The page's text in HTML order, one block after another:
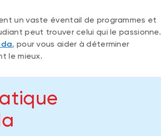
un vaste éventail de programmes et
peut trouver celui qui le passionne.
, pour vous aider à déterminer
le mieux.